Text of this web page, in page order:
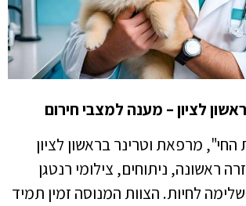
לציון – מענה למצבי חירום
מרפאת וטרינר בראשון לציון
ראשונה, ניתוחים, צילומי רנטגן
לחיות. הצוות המנוסה זמין תמיד